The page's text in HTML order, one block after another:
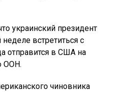
украинский президент
встретиться с
отправится в США на
ООН.
чиновника